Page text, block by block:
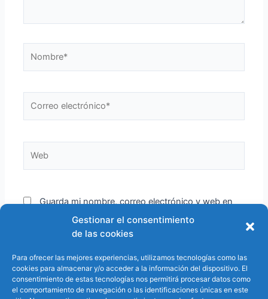
Gestionar el consentimiento
de las cookies
Para ofrecer las mejores experiencias, utilizamos tecnologías como las
cookies para almacenar y/o acceder a la información del dispositivo. El
consentimiento de estas tecnologías nos permitirá procesar datos como
el comportamiento de navegación o las identificaciones únicas en este
electrónico*
Guarda mi nombre, correo electrónico y web en
este navegador para la próxima vez que comente.